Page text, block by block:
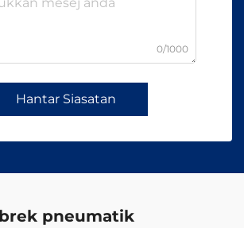
0/1000
Hantar Siasatan
brek pneumatik